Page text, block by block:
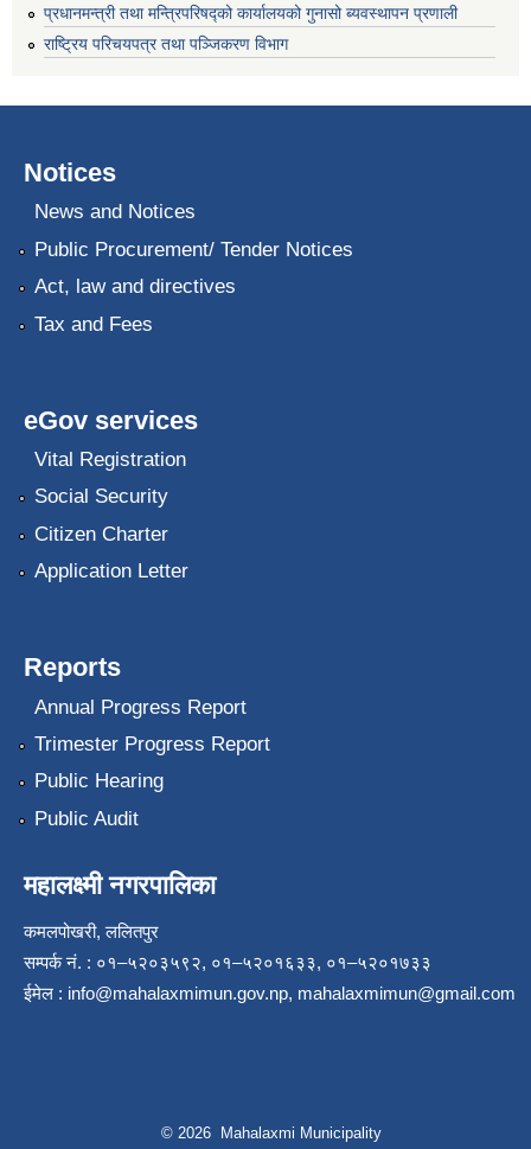
प्रधानमन्त्री तथा मन्त्रिपरिषद्को कार्यालयको गुनासो ब्यवस्थापन प्रणाली
राष्ट्रिय परिचयपत्र तथा पञ्जिकरण विभाग
Notices
News and Notices
Public Procurement/ Tender Notices
Act, law and directives
Tax and Fees
eGov services
Vital Registration
Social Security
Citizen Charter
Application Letter
Reports
Annual Progress Report
Trimester Progress Report
Public Hearing
Public Audit
महालक्ष्मी नगरपालिका
कमलपोखरी, ललितपुर
सम्पर्क नं. : ०१–५२०३५९२, ०१–५२०१६३३, ०१–५२०१७३३
ईमेल : info@mahalaxmimun.gov.np, mahalaxmimun@gmail.com
© 2026 Mahalaxmi Municipality